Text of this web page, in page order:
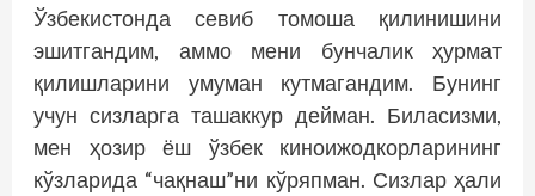
Ўзбекистонда севиб томоша қилинишини
эшитгандим, аммо мени бунчалик ҳурмат
қилишларини умуман кутмагандим. Бунинг
учун сизларга ташаккур дейман. Биласизми,
мен ҳозир ёш ўзбек киноижодкорларининг
кўзларида “чақнаш”ни кўряпман. Сизлар ҳали